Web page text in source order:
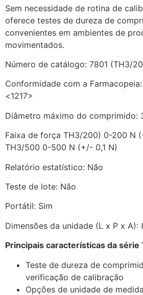
Sem necessidade de rotina de
oferece testes de dureza de
convenientes em ambientes de
movimentados.
Número de catálogo: 7801 (TH3/
Conformidade com a
<1217>
Diâmetro máximo do comprimido:
Faixa de força TH3/200) 0-200 N
TH3/500 0-500 N (+/- 0,1 N)
Relatório estatístico: Não
Teste de lote: Não
Portátil: Sim
Dimensões da unidade (L x P x
Principais características da série
Teste de dureza de
verificação de calibração
Opções de unidade de